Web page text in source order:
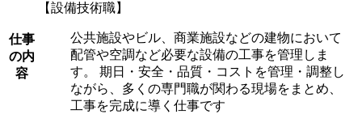
仕事
の内
容
【設備技術職】
公共施設やビル、商業施設などの建物において
配管や空調など必要な設備の工事を管理しま
す。 期日・安全・品質・コストを管理・調整し
ながら、多くの専門職が関わる現場をまとめ、
工事を完成に導く仕事です